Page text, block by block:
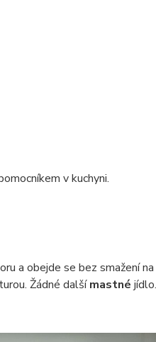
v kuchyni.
a obejde se bez smažení
Žádné dalšímastné